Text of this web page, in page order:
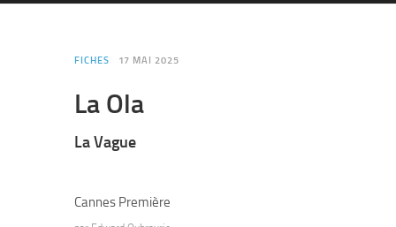
FICHES 17 MAI 2025
La Ola
La Vague
Cannes Première